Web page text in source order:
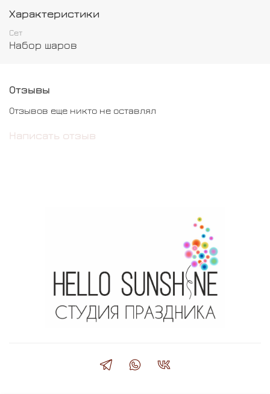
Характеристики
Сет
Набор шаров
Отзывы
Отзывов еще никто не оставлял
Написать отзыв